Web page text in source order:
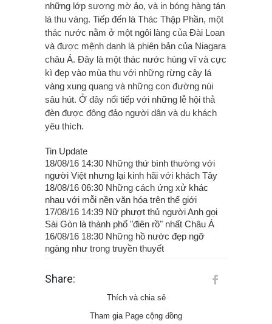
những lớp sương mờ ảo, và in bóng hàng tán
lá thu vàng. Tiếp đến là Thác Thập Phần, một
thác nước nằm ở một ngôi làng của Đài Loan
và được mệnh danh là phiên bản của Niagara
châu Á. Đây là một thác nước hùng vĩ và cực
kì đẹp vào mùa thu với những rừng cây lá
vàng xung quang và những con đường núi
sâu hút. Ở đây nổi tiếp với những lễ hội thả
đèn được đông đảo người dân và du khách
yêu thích.
Tin Update
18/08/16 14:30 Những thứ bình thường với
người Việt nhưng lại kinh hãi với khách Tây
18/08/16 06:30 Những cách ứng xử khác
nhau với mỗi nền văn hóa trên thế giới
17/08/16 14:39 Nữ phượt thủ người Anh gọi
Sài Gòn là thành phố "điên rồ" nhất Châu Á
16/08/16 18:30 Những hồ nước đẹp ngỡ
ngàng như trong truyền thuyết
Share:
Thích và chia sẻ
Tham gia Page cộng đồng